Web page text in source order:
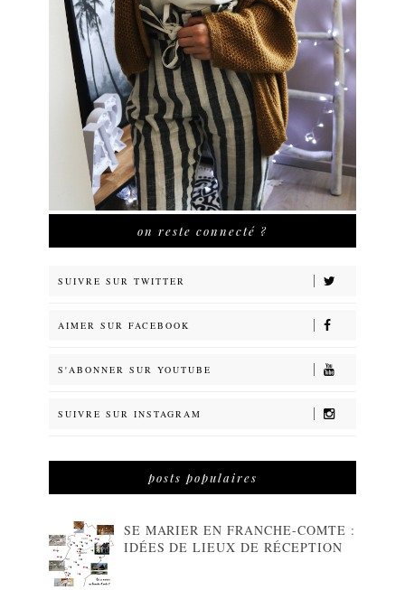
on reste connecté ?
SUIVRE SUR TWITTER
AIMER SUR FACEBOOK
S'ABONNER SUR YOUTUBE
SUIVRE SUR INSTAGRAM
posts populaires
SE MARIER EN FRANCHE-COMTE :
IDÉES DE LIEUX DE RÉCEPTION